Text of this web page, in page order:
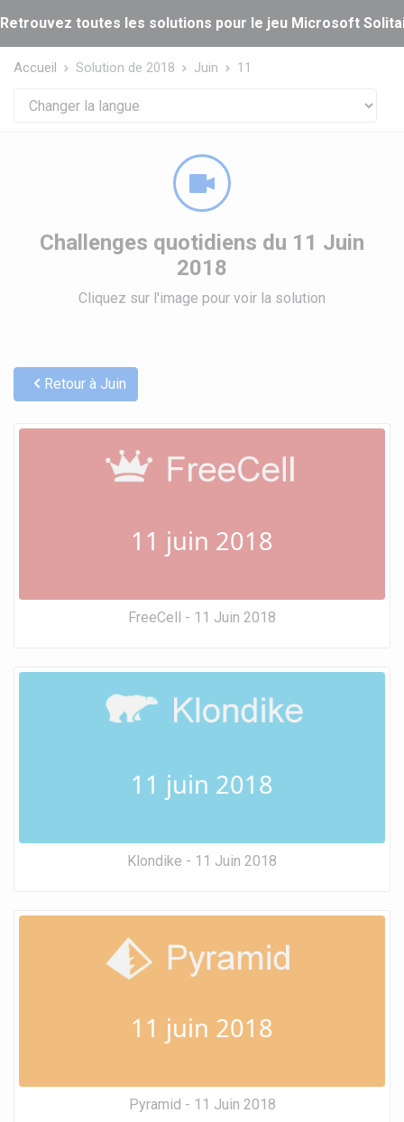
Retrouvez toutes les solutions pour le jeu Microsoft
Accueil Solution de 2018 Juin 11
Challenges quotidiens du 11 Juin
2018
Cliquez sur l'image pour voir la solution
Retour à Juin
11 juin 2018
FreeCell - 11 Juin 2018
11 juin 2018
Klondike - 11 Juin 2018
11 juin 2018
Pyramid - 11 Juin 2018